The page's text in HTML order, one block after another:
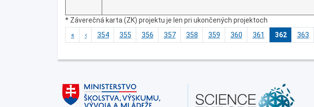
* Záverečná karta (ZK) projektu je len pri ukončených projektoch
«
‹ 354 355 356 357 358 359 360 361 362 363